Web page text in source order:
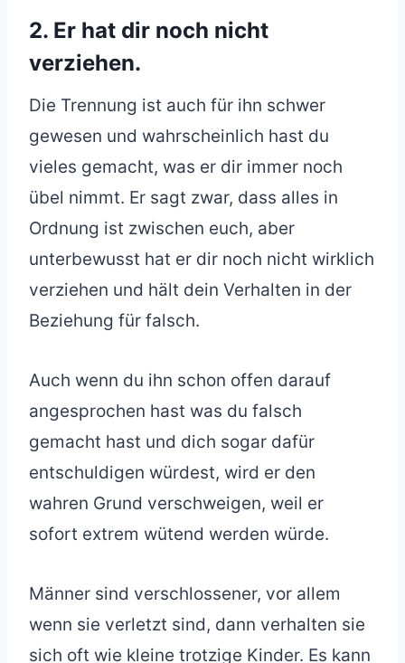
2. Er hat dir noch nicht
verziehen.
Die Trennung ist auch für ihn schwer
gewesen und wahrscheinlich hast du
vieles gemacht, was er dir immer noch
übel nimmt. Er sagt zwar, dass alles in
Ordnung ist zwischen euch, aber
unterbewusst hat er dir noch nicht wirklich
verziehen und hält dein Verhalten in der
Beziehung für falsch.
Auch wenn du ihn schon offen darauf
angesprochen hast was du falsch
gemacht hast und dich sogar dafür
entschuldigen würdest, wird er den
wahren Grund verschweigen, weil er
sofort extrem wütend werden würde.
Männer sind verschlossener, vor allem
wenn sie verletzt sind, dann verhalten sie
sich oft wie kleine trotzige Kinder. Es kann